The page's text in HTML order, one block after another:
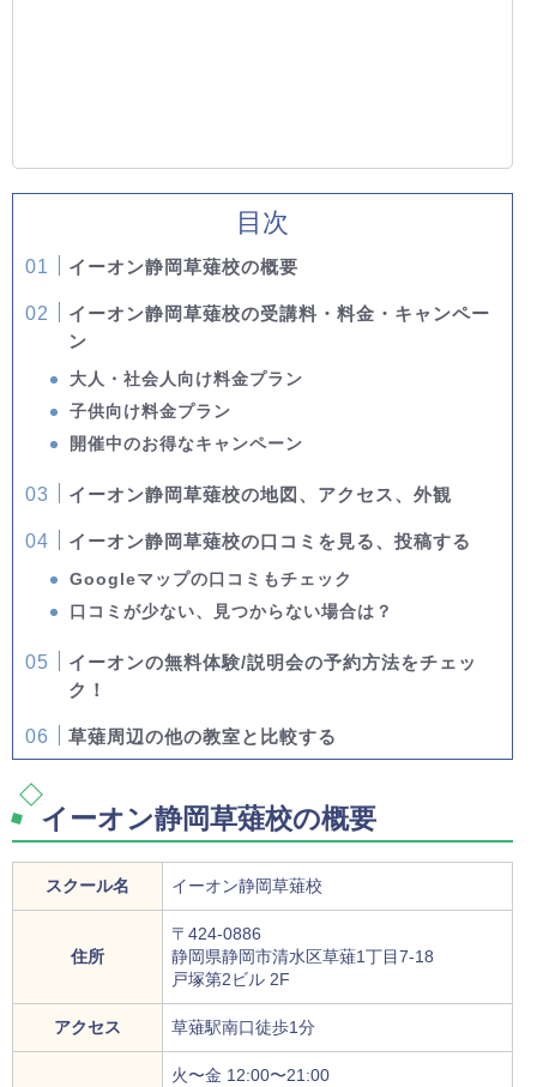
目次
イーオン静岡草薙校の概要
イーオン静岡草薙校の受講料・料金・キャンペー
ン
大人・社会人向け料金プラン
子供向け料金プラン
開催中のお得なキャンペーン
イーオン静岡草薙校の地図、アクセス、外観
イーオン静岡草薙校の口コミを見る、投稿する
Googleマップの口コミもチェック
口コミが少ない、見つからない場合は？
イーオンの無料体験/説明会の予約方法をチェッ
ク！
草薙周辺の他の教室と比較する
イーオン静岡草薙校の概要
スクール名 イーオン静岡草薙校
住所
〒424-0886
静岡県静岡市清水区草薙1丁目7-18
戸塚第2ビル 2F
アクセス 草薙駅南口徒歩1分
火〜金 12:00〜21:00